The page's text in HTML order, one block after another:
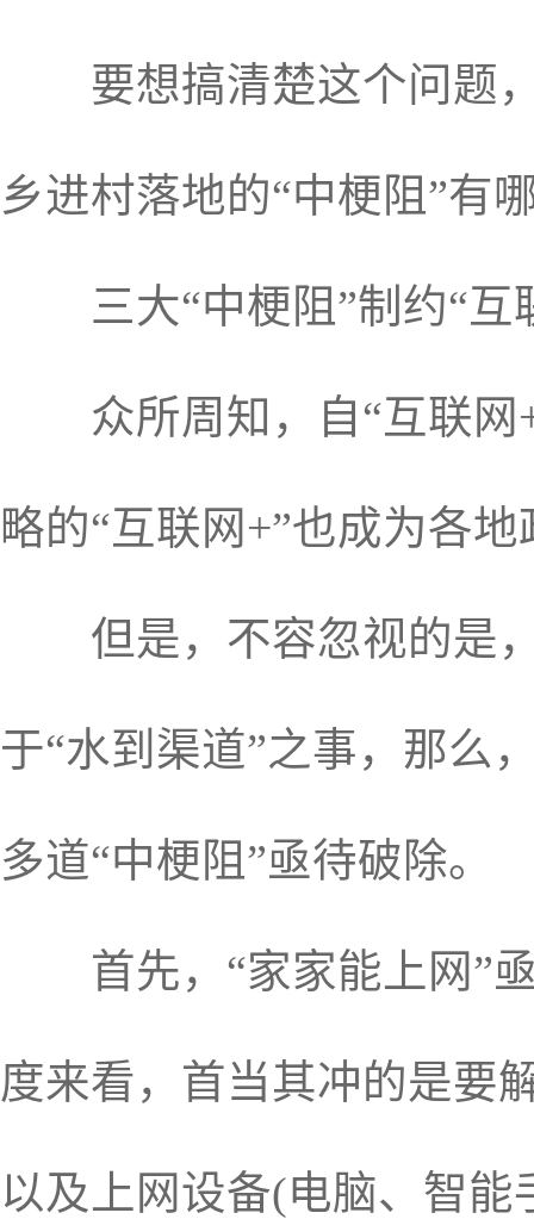
要想搞清楚这个问题，
乡进村落地的“中梗阻”有
三大“中梗阻”制约“互
众所周知，自“互联网
略的“互联网+”也成为各
但是，不容忽视的是，
于“水到渠道”之事，那么
多道“中梗阻”亟待破除。
首先，“家家能上网”亟
度来看，首当其冲的是要
以及上网设备(电脑、智能